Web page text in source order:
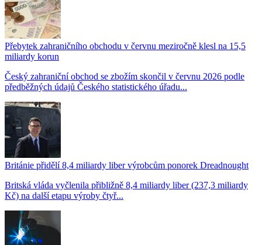
Přebytek zahraničního obchodu v červnu meziročně klesl na 15,5
miliardy korun
Český zahraniční obchod se zbožím skončil v červnu 2026 podle
předběžných údajů Českého statistického úřadu...
Británie přidělí 8,4 miliardy liber výrobcům ponorek Dreadnought
Britská vláda vyčlenila přibližně 8,4 miliardy liber (237,3 miliardy
Kč) na další etapu výroby čtyř...